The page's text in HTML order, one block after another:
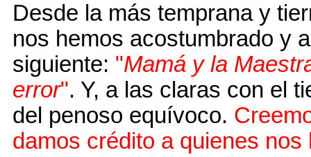
Desde la más temprana y
nos hemos acostumbrado y
siguiente: "Mamá y la
error". Y, a las claras con el
del penoso equívoco.
damos crédito a quienes